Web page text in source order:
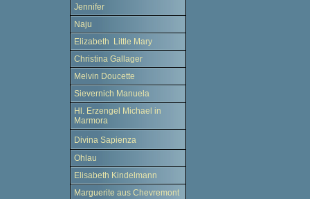
Jennifer
Naju
Elizabeth Little Mary
Christina Gallager
Melvin Doucette
Sievernich Manuela
Hl. Erzengel Michael in
Marmora
Divina Sapienza
Ohlau
Elisabeth Kindelmann
Marguerite aus Chevremont